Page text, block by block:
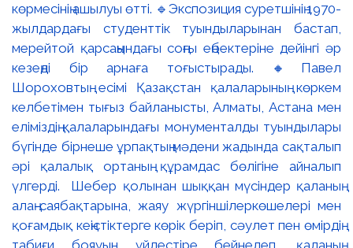
көрмесінің ашылуы өтті. 🔹Экспозиция суретшінің 1970-
жылдардағы студенттік туындыларынан бастап,
мерейтой қарсаңындағы соңғы еңбектеріне дейінгі әр
кезеңді бір арнаға тоғыстырады. 🔸Павел
Шороховтың есімі Қазақстан қалаларының көркем
келбетімен тығыз байланысты, Алматы, Астана мен
еліміздің қалаларындағы монументалды туындылары
бүгінде бірнеше ұрпақтың мәдени жадында сақталып
әрі қалалық ортаның құрамдас бөлігіне айналып
үлгерді. Шебер қолынан шыққан мүсіндер қаланың
алаң-саябақтарына, жаяу жүргіншілеркөшелері мен
қоғамдық кеңістіктерге көрік беріп, сәулет пен өмірдің